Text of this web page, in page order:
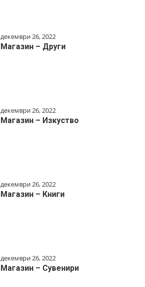
декември 26, 2022
Магазин – Други
декември 26, 2022
Магазин – Изкуство
декември 26, 2022
Магазин – Книги
декември 26, 2022
Магазин – Сувенири